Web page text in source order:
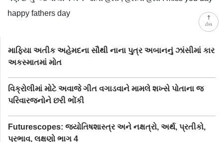
ટોચ
happy fathers day
માફિયા અતીક અહેમદના સૌથી નાના પુત્ર અબાનનું ઝાંસીમાં કાર
અકસ્માતમાં મોત
વિક્રોલીમાં મોટે અવાજે ગીત વગાડવાને મામલે શખ્સે પોતાના જ
પરિવારજનોને છરી ભોંકી
Futurescopes: જ્યોતિષશાસ્ત્ર અને નક્ષત્રો, અર્થ, પ્રતીકો,
પ્રભાવ, લક્ષણો ભાગ 4